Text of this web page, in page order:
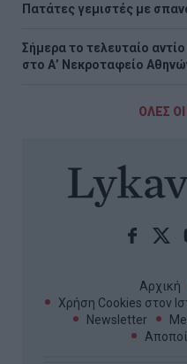
Πατάτες γεμιστές με
Σήμερα το τελευταίο
στο Α’ Νεκροταφείο
ΟΛΕΣ
Αρχική
Χρήση Cookies στον
Newsletter